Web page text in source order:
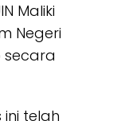
Maliki
Negeri
secara
ini telah